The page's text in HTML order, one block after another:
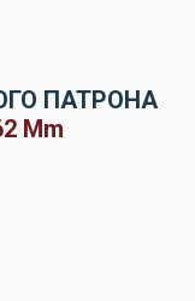
ПАТРОНА
Mm